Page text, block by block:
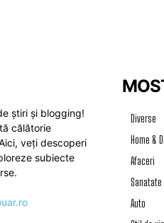
știri și blogging!
călătorie
veți descoperi
subiecte
Diverse
Home &
Afaceri
Sanatate
Auto